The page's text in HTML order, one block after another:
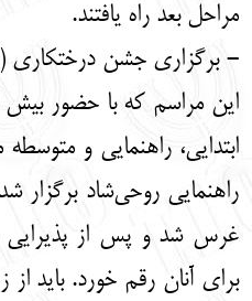
مراحل بعد راه یافتند.
- برگزاری جشن درختکاری
ابتدایی، راهنمایی و
راهنمایی روحی‌شاد برگزار
غرس شد و پس از پذیرایی
برای آنان رقم خورد. باید